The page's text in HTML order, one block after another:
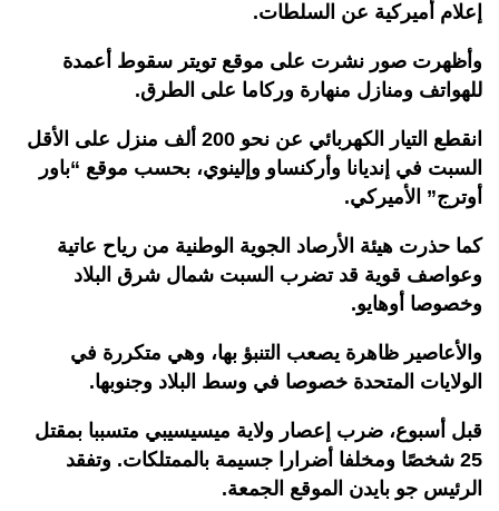
إعلام أميركية عن السلطات.
وأظهرت صور نشرت على موقع تويتر سقوط أعمدة
للهواتف ومنازل منهارة وركاما على الطرق.
انقطع التيار الكهربائي عن نحو 200 ألف منزل على الأقل
السبت في إنديانا وأركنساو وإلينوي، بحسب موقع “باور
أوترج” الأميركي.
كما حذرت هيئة الأرصاد الجوية الوطنية من رياح عاتية
وعواصف قوية قد تضرب السبت شمال شرق البلاد
وخصوصا أوهايو.
والأعاصير ظاهرة يصعب التنبؤ بها، وهي متكررة في
الولايات المتحدة خصوصا في وسط البلاد وجنوبها.
قبل أسبوع، ضرب إعصار ولاية ميسيسيبي متسببا بمقتل
25 شخصًا ومخلفا أضرارا جسيمة بالممتلكات. وتفقد
الرئيس جو بايدن الموقع الجمعة.